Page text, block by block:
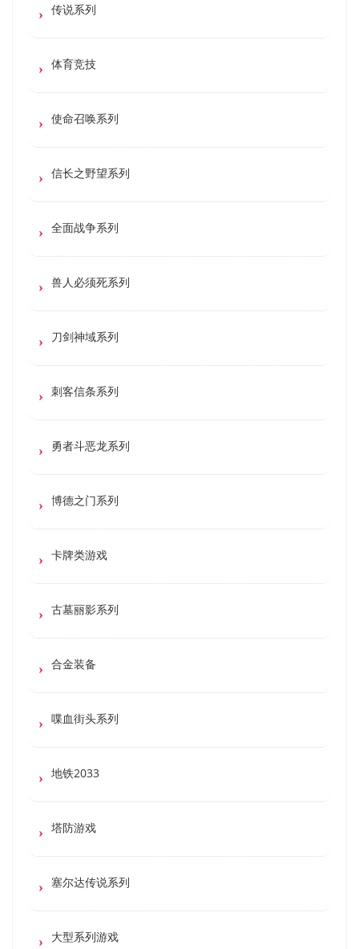
传说系列
体育竞技
使命召唤系列
信长之野望系列
全面战争系列
兽人必须死系列
刀剑神域系列
刺客信条系列
勇者斗恶龙系列
博德之门系列
卡牌类游戏
古墓丽影系列
合金装备
喋血街头系列
地铁2033
塔防游戏
塞尔达传说系列
大型系列游戏